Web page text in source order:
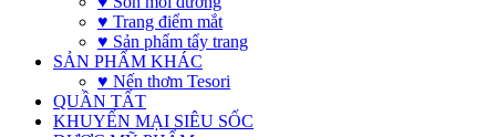
♥ Trang điểm mắt
♥ Sản phẩm tẩy trang
SẢN PHẨM KHÁC
♥ Nến thơm Tesori
QUẦN TẤT
KHUYẾN MẠI SIÊU SỐC